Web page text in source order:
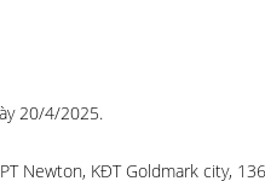
20/4/2025.
Newton, KĐT Goldmark city,